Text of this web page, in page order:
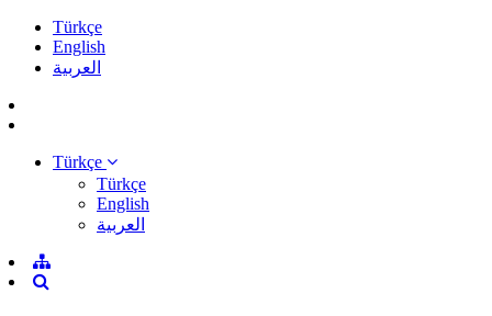
Türkçe
English
العربية
Türkçe
Türkçe
English
العربية